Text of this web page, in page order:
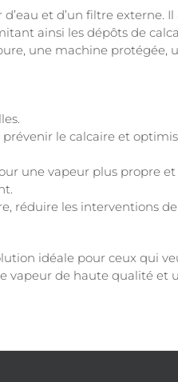
et d’un filtre externe.
ainsi les dépôts de
une machine
le calcaire et
une vapeur plus propre et
réduire les interventions
idéale pour ceux qui
de haute qualité et